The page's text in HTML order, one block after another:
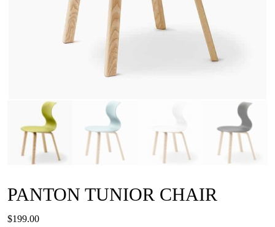
PANTON TUNIOR CHAIR
$199.00